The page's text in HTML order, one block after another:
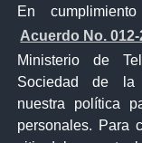
En
Acuerdo No. 012-
Ministerio de
Sociedad de la
nuestra política
personales. Para